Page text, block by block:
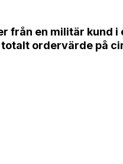
från en militär kund
ordervärde på